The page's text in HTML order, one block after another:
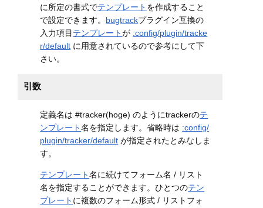
に所定の書式でテンプレート を作成すること
で設定できます。 bugtrackプラグイン互換の
入力項目 テンプレートが :config/plugin/tracke
r/default に用意されているので参考にして下
さい。
引数
定義名は #tracker(hoge) のようにtrackerのテ
ンプレート名を指定します。省略時は :config/
plugin/tracker/default が指定されたとみなしま
す。
テンプレート名に続けてフォーム名 / リスト
名を指定することができます。ひとつのテン
プレート に複数のフォーム形式 / リストフォ